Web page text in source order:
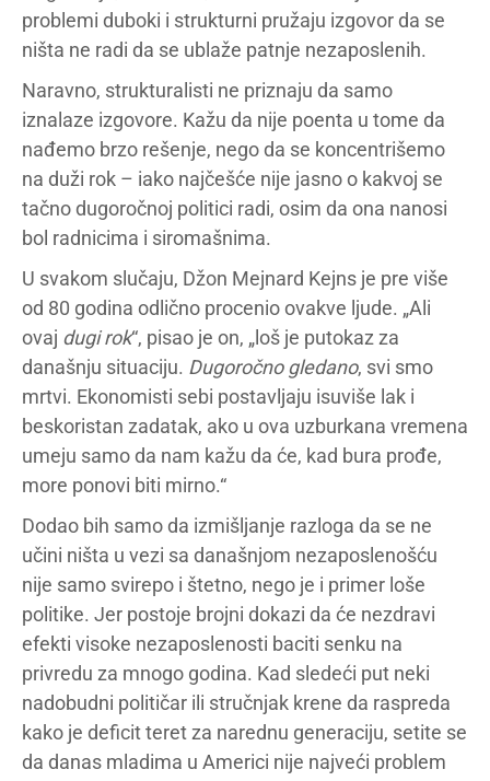
problemi duboki i strukturni pružaju izgovor da se
ništa ne radi da se ublaže patnje nezaposlenih.
Naravno, strukturalisti ne priznaju da samo
iznalaze izgovore. Kažu da nije poenta u tome da
nađemo brzo rešenje, nego da se koncentrišemo
na duži rok – iako najčešće nije jasno o kakvoj se
tačno dugoročnoj politici radi, osim da ona nanosi
bol radnicima i siromašnima.
U svakom slučaju, Džon Mejnard Kejns je pre više
od 80 godina odlično procenio ovakve ljude. „Ali
ovaj dugi rok“, pisao je on, „loš je putokaz za
današnju situaciju. Dugoročno gledano, svi smo
mrtvi. Ekonomisti sebi postavljaju isuviše lak i
beskoristan zadatak, ako u ova uzburkana vremena
umeju samo da nam kažu da će, kad bura prođe,
more ponovi biti mirno.“
Dodao bih samo da izmišljanje razloga da se ne
učini ništa u vezi sa današnjom nezaposlenošću
nije samo svirepo i štetno, nego je i primer loše
politike. Jer postoje brojni dokazi da će nezdravi
efekti visoke nezaposlenosti baciti senku na
privredu za mnogo godina. Kad sledeći put neki
nadobudni političar ili stručnjak krene da raspreda
kako je deficit teret za narednu generaciju, setite se
da danas mladima u Americi nije najveći problem